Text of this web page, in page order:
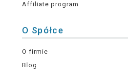
Affiliate program
O Spółce
O firmie
Blog